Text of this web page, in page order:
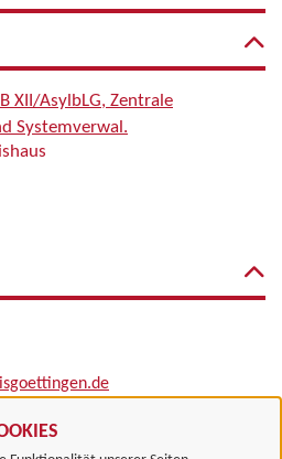
XII/AsylbLG, Zentrale
Systemverwal.